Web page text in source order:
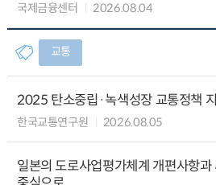
국제금융센터 2026.08.04
교통
2025 탄소중립·녹색성장 교통정책
한국교통연구원 2026.08.05
일본의 도로사업평가체계 개편사항